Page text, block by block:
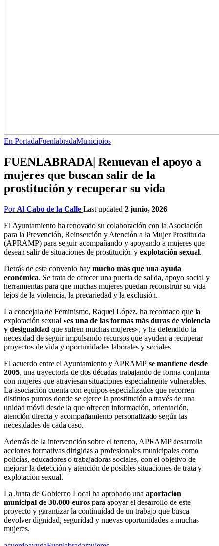
En PortadaFuenlabradaMunicipios
FUENLABRADA| Renuevan el apoyo a
mujeres que buscan salir de la
prostitución y recuperar su vida
Por Al Cabo de la Calle Last updated 2 junio, 2026
El Ayuntamiento ha renovado su colaboración con la Asociación
para la Prevención, Reinserción y Atención a la Mujer Prostituida
(APRAMP) para seguir acompañando y apoyando a mujeres que
desean salir de situaciones de prostitución y explotación sexual.
Detrás de este convenio hay mucho más que una ayuda
económica. Se trata de ofrecer una puerta de salida, apoyo social y
herramientas para que muchas mujeres puedan reconstruir su vida
lejos de la violencia, la precariedad y la exclusión.
La concejala de Feminismo, Raquel López, ha recordado que la
explotación sexual «es una de las formas más duras de violencia
y desigualdad que sufren muchas mujeres», y ha defendido la
necesidad de seguir impulsando recursos que ayuden a recuperar
proyectos de vida y oportunidades laborales y sociales.
El acuerdo entre el Ayuntamiento y APRAMP se mantiene desde
2005, una trayectoria de dos décadas trabajando de forma conjunta
con mujeres que atraviesan situaciones especialmente vulnerables.
La asociación cuenta con equipos especializados que recorren
distintos puntos donde se ejerce la prostitución a través de una
unidad móvil desde la que ofrecen información, orientación,
atención directa y acompañamiento personalizado según las
necesidades de cada caso.
Además de la intervención sobre el terreno, APRAMP desarrolla
acciones formativas dirigidas a profesionales municipales como
policías, educadores o trabajadoras sociales, con el objetivo de
mejorar la detección y atención de posibles situaciones de trata y
explotación sexual.
La Junta de Gobierno Local ha aprobado una aportación
municipal de 30.000 euros para apoyar el desarrollo de este
proyecto y garantizar la continuidad de un trabajo que busca
devolver dignidad, seguridad y nuevas oportunidades a muchas
mujeres.